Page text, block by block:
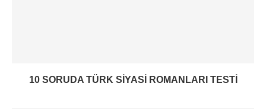
10 SORUDA TÜRK SIYASI ROMANLARI TESTI